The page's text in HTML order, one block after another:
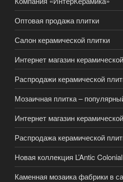
Оптовая продажа плитки
Салон керамической плитки
Интернет магазин
Распродажи керамической
Мозаичная плитка –
Интернет магазин
Распродажа керамической
Новая коллекция L’Antic Colonial
Каменная мозаика фабрики в